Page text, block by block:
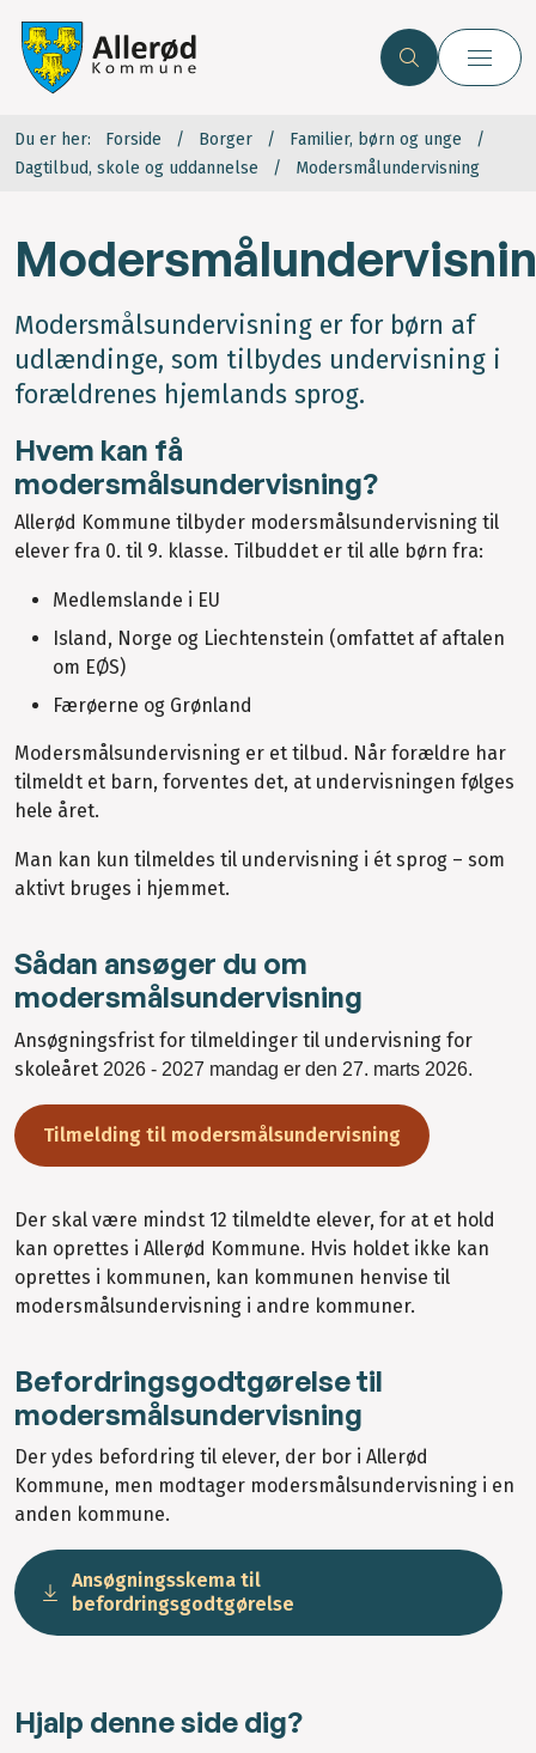
Du er her: Forside Borger
Familier, børn og unge
Dagtilbud, skole og uddannelse
Modersmålundervisning
Modersmålsundervisning er for børn af
udlændinge, som tilbydes undervisning i
forældrenes hjemlands sprog.
Hvem kan få
modersmålsundervisning?
Allerød Kommune tilbyder modersmålsundervisning til
elever fra 0. til 9. klasse. Tilbuddet er til alle børn fra:
Medlemslande i EU
Island, Norge og Liechtenstein (omfattet af aftalen
om EØS)
Færøerne og Grønland
Modersmålsundervisning er et tilbud. Når forældre har
tilmeldt et barn, forventes det, at undervisningen følges
hele året.
Man kan kun tilmeldes til undervisning i ét sprog – som
aktivt bruges i hjemmet.
Sådan ansøger du om
modersmålsundervisning
Ansøgningsfrist for tilmeldinger til undervisning for
skoleåret 2026 - 2027 mandag er den 27. marts 2026.
Tilmelding til modersmålsundervisning
Der skal være mindst 12 tilmeldte elever, for at et hold
kan oprettes i Allerød Kommune. Hvis holdet ikke kan
oprettes i kommunen, kan kommunen henvise til
modersmålsundervisning i andre kommuner.
Befordringsgodtgørelse til
modersmålsundervisning
Der ydes befordring til elever, der bor i Allerød
Kommune, men modtager modersmålsundervisning i en
anden kommune.
Ansøgningsskema til
befordringsgodtgørelse
Hjalp denne side dig?